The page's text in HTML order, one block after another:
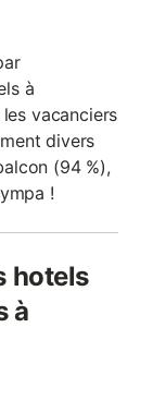
à
vacanciers
divers
(94 %),
!
hotels
à